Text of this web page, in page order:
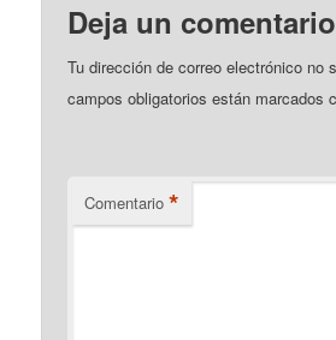
Deja un comentario
Tu dirección de correo electrónico no
campos obligatorios están marcados
Comentario *